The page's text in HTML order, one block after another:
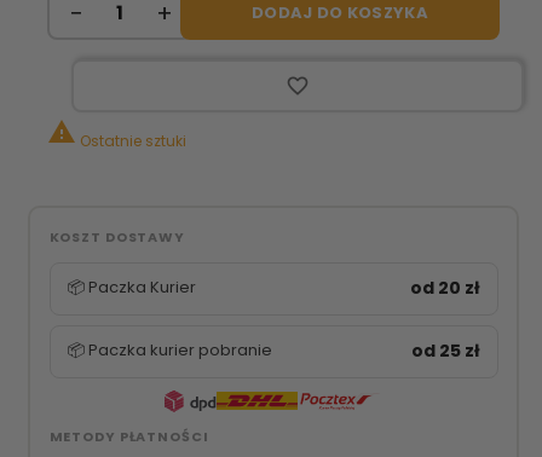
DODAJ DO KOSZYKA
favorite_border
 Ostatnie sztuki
KOSZT DOSTAWY
📦 Paczka Kurier od 20 zł
📦 Paczka kurier pobranie od 25 zł
METODY PŁATNOŚCI